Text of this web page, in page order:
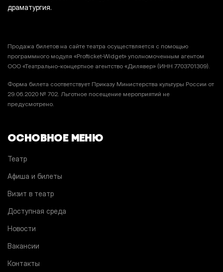
драматургия.
Продажа билетов на сайте театра осуществляется с помощью
программного модуля «Profticket-Widget» уполномоченным агентом
ООО «Театрально-концертное агентство «Дилявер» (ИНН 7703701309).
Форма билета соответствует Приказу Министерства культуры России от
29.06.2020 № 702. Льготное посещение мероприятий не
предусмотрено.
ОСНОВНОЕ МЕНЮ
Театр
Афиша и билеты
Визит в театр
Доступная среда
Новости
Вакансии
Контакты